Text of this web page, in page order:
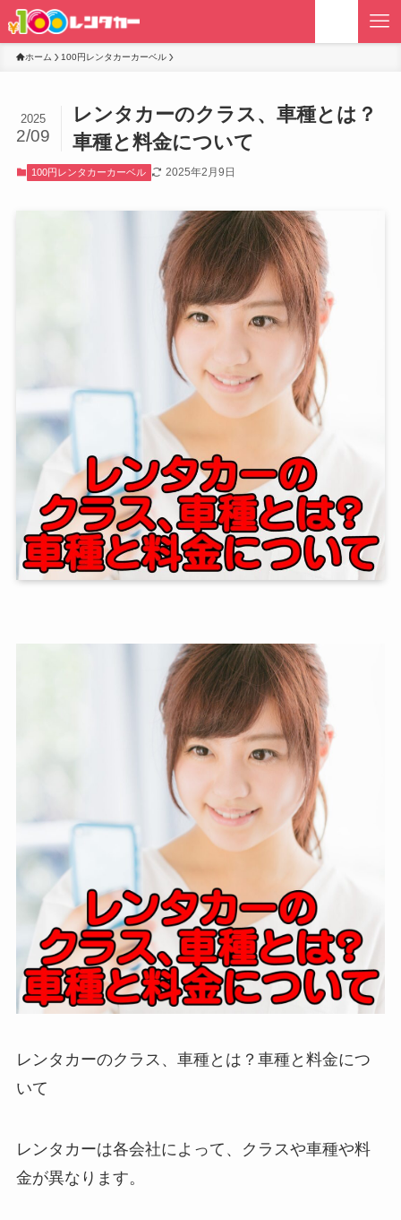
ホーム 100円レンタカーカーベル
レンタカーのクラス、車種とは？
車種と料金について
2025
2/09
100円レンタカーカーベル 2025年2月9日
レンタカーのクラス、車種とは？車種と料金につ
いて
レンタカーは各会社によって、クラスや車種や料
金が異なります。